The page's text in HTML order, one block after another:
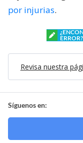
por injurias.
ERROR?
Revisa nuestra
Síguenos en: